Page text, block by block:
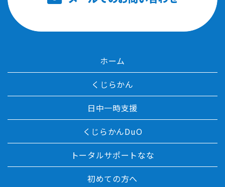
ホーム
くじらかん
日中一時支援
くじらかんDuO
トータルサポートなな
初めての方へ